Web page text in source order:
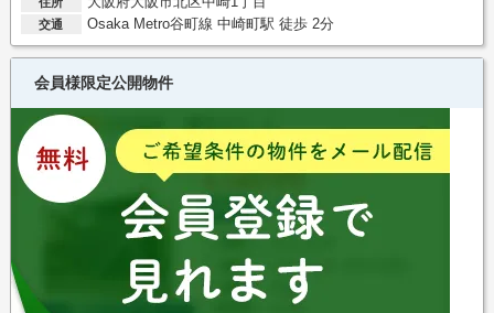
交通 Osaka Metro谷町線 中崎町駅 徒歩 2分
会員様限定公開物件